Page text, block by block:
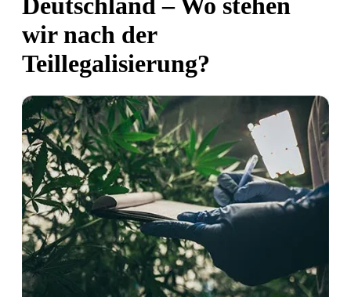
Deutschland – Wo stehen
wir nach der
Teillegalisierung?